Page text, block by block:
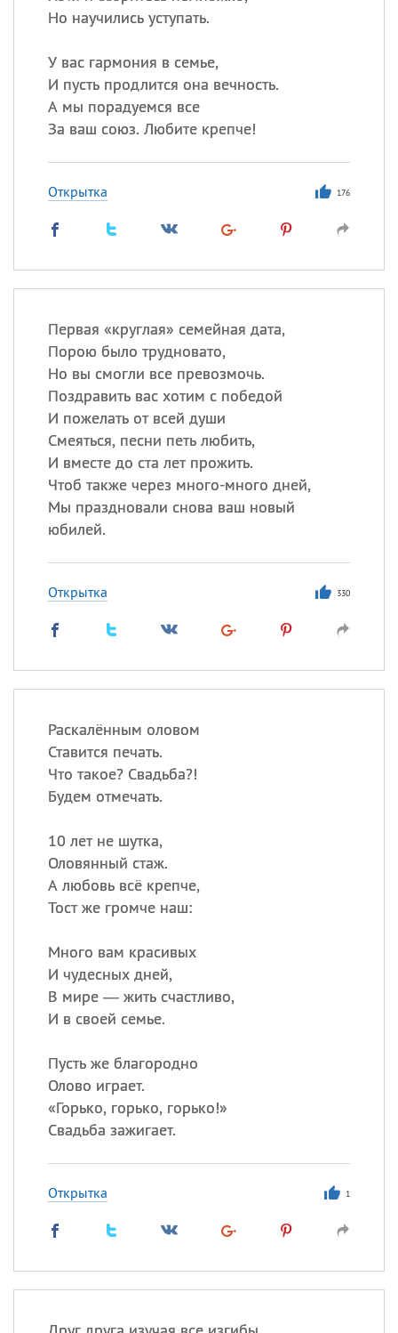
Но научились уступать.
У вас гармония в семье,
И пусть продлится она вечность.
А мы порадуемся все
За ваш союз. Любите крепче!
Открытка 176
Первая «круглая» семейная дата,
Порою было трудновато,
Но вы смогли все превозмочь.
Поздравить вас хотим с победой
И пожелать от всей души
Смеяться, песни петь любить,
И вместе до ста лет прожить.
Чтоб также через много-много дней,
Мы праздновали снова ваш новый
юбилей.
Открытка 330
Раскалённым оловом
Ставится печать.
Что такое? Свадьба?!
Будем отмечать.
10 лет не шутка,
Оловянный стаж.
А любовь всё крепче,
Тост же громче наш:
Много вам красивых
И чудесных дней,
В мире — жить счастливо,
И в своей семье.
Пусть же благородно
Олово играет.
«Горько, горько, горько!»
Свадьба зажигает.
Открытка 1